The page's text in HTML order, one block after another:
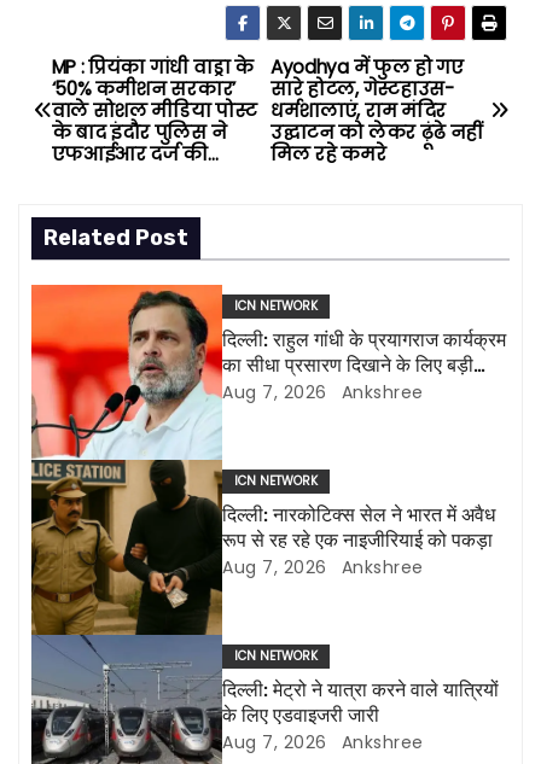
P
o
t
n
a
v
i
g
a
t
i
o
n
Ayodhya में फुल हो गए
सारे होटल, गेस्टहाउस-
धर्मशालाएं, राम मंदिर
उद्घाटन को लेकर ढ़ूंढे नहीं
मिल रहे कमरे
MP : प्रियंका गांधी वाड्रा के
‘50% कमीशन सरकार’
वाले सोशल मीडिया पोस्ट
के बाद इंदौर पुलिस ने
एफआईआर दर्ज की…
Related Post
ICN NETWORK
दिल्ली: राहुल गांधी के प्रयागराज कार्यक्रम
का सीधा प्रसारण दिखाने के लिए बड़ी
एलईडी स्क्रीन लगाई जाएंगी
Aug 7, 2026 Ankshree
ICN NETWORK
दिल्ली: नारकोटिक्स सेल ने भारत में अवैध
रूप से रह रहे एक नाइजीरियाई को पकड़ा
Aug 7, 2026 Ankshree
ICN NETWORK
दिल्ली: मेट्रो ने यात्रा करने वाले यात्रियों
के लिए एडवाइजरी जारी
Aug 7, 2026 Ankshree